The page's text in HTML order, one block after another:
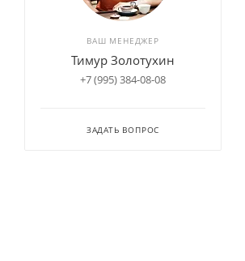
ВАШ МЕНЕДЖЕР
Тимур Золотухин
+7 (995) 384-08-08
ЗАДАТЬ ВОПРОС